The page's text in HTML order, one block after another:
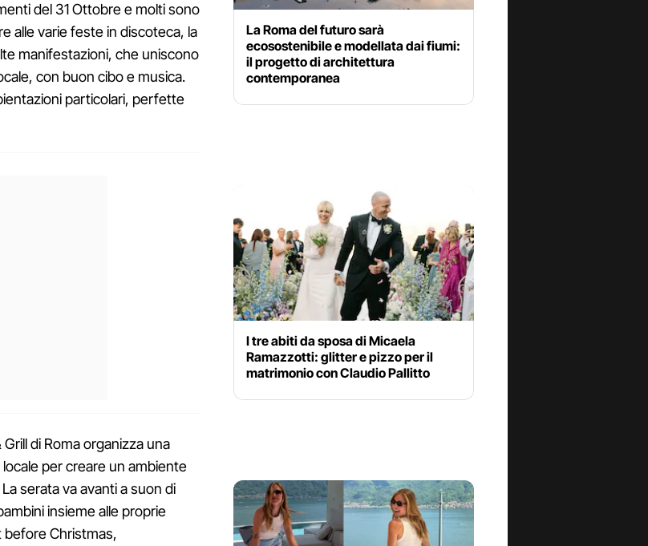
del 31 Ottobre e molti sono
alle varie feste in discoteca, la
manifestazioni, che uniscono
con buon cibo e musica.
particolari, perfette
di Roma organizza una
per creare un ambiente
serata va avanti a suon di
insieme alle proprie
before Christmas,
La Roma del futuro sarà
ecosostenibile e modellata dai fiumi:
il progetto di architettura
contemporanea
I tre abiti da sposa di Micaela
Ramazzotti: glitter e pizzo per il
matrimonio con Claudio Pallitto